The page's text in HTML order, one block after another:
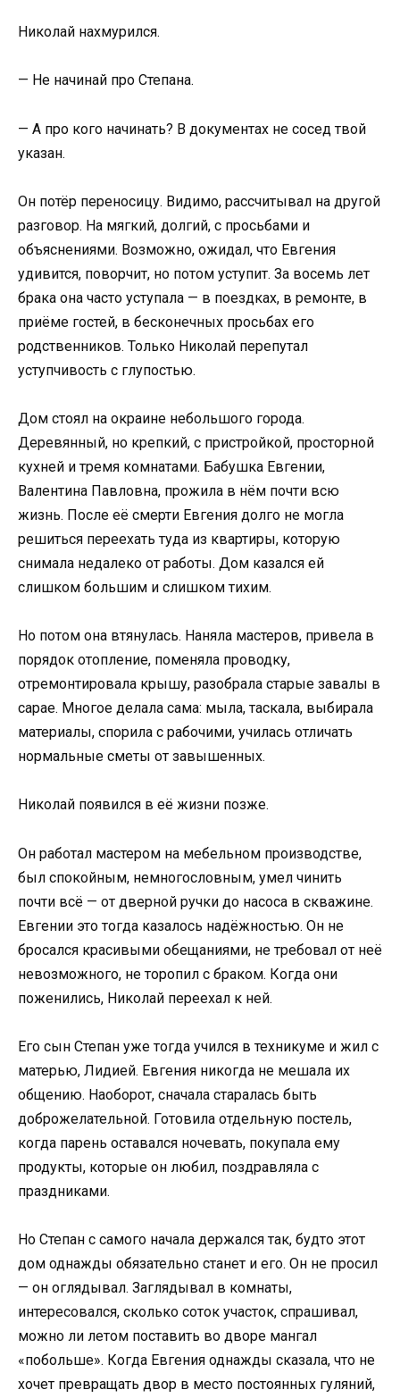
Николай нахмурился.
— Не начинай про Степана.
— А про кого начинать? В документах не сосед твой
указан.
Он потёр переносицу. Видимо, рассчитывал на другой
разговор. На мягкий, долгий, с просьбами и
объяснениями. Возможно, ожидал, что Евгения
удивится, поворчит, но потом уступит. За восемь лет
брака она часто уступала — в поездках, в ремонте, в
приёме гостей, в бесконечных просьбах его
родственников. Только Николай перепутал
уступчивость с глупостью.
Дом стоял на окраине небольшого города.
Деревянный, но крепкий, с пристройкой, просторной
кухней и тремя комнатами. Бабушка Евгении,
Валентина Павловна, прожила в нём почти всю
жизнь. После её смерти Евгения долго не могла
решиться переехать туда из квартиры, которую
снимала недалеко от работы. Дом казался ей
слишком большим и слишком тихим.
Но потом она втянулась. Наняла мастеров, привела в
порядок отопление, поменяла проводку,
отремонтировала крышу, разобрала старые завалы в
сарае. Многое делала сама: мыла, таскала, выбирала
материалы, спорила с рабочими, училась отличать
нормальные сметы от завышенных.
Николай появился в её жизни позже.
Он работал мастером на мебельном производстве,
был спокойным, немногословным, умел чинить
почти всё — от дверной ручки до насоса в скважине.
Евгении это тогда казалось надёжностью. Он не
бросался красивыми обещаниями, не требовал от неё
невозможного, не торопил с браком. Когда они
поженились, Николай переехал к ней.
Его сын Степан уже тогда учился в техникуме и жил с
матерью, Лидией. Евгения никогда не мешала их
общению. Наоборот, сначала старалась быть
доброжелательной. Готовила отдельную постель,
когда парень оставался ночевать, покупала ему
продукты, которые он любил, поздравляла с
праздниками.
Но Степан с самого начала держался так, будто этот
дом однажды обязательно станет и его. Он не просил
— он оглядывал. Заглядывал в комнаты,
интересовался, сколько соток участок, спрашивал,
можно ли летом поставить во дворе мангал
«побольше». Когда Евгения однажды сказала, что не
хочет превращать двор в место постоянных гуляний,